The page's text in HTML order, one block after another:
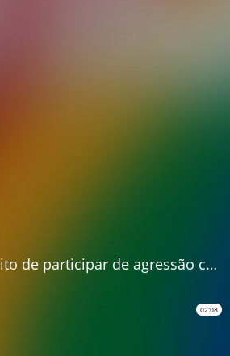
de agressão contra adolescente antes de Sport e Santa
02:08